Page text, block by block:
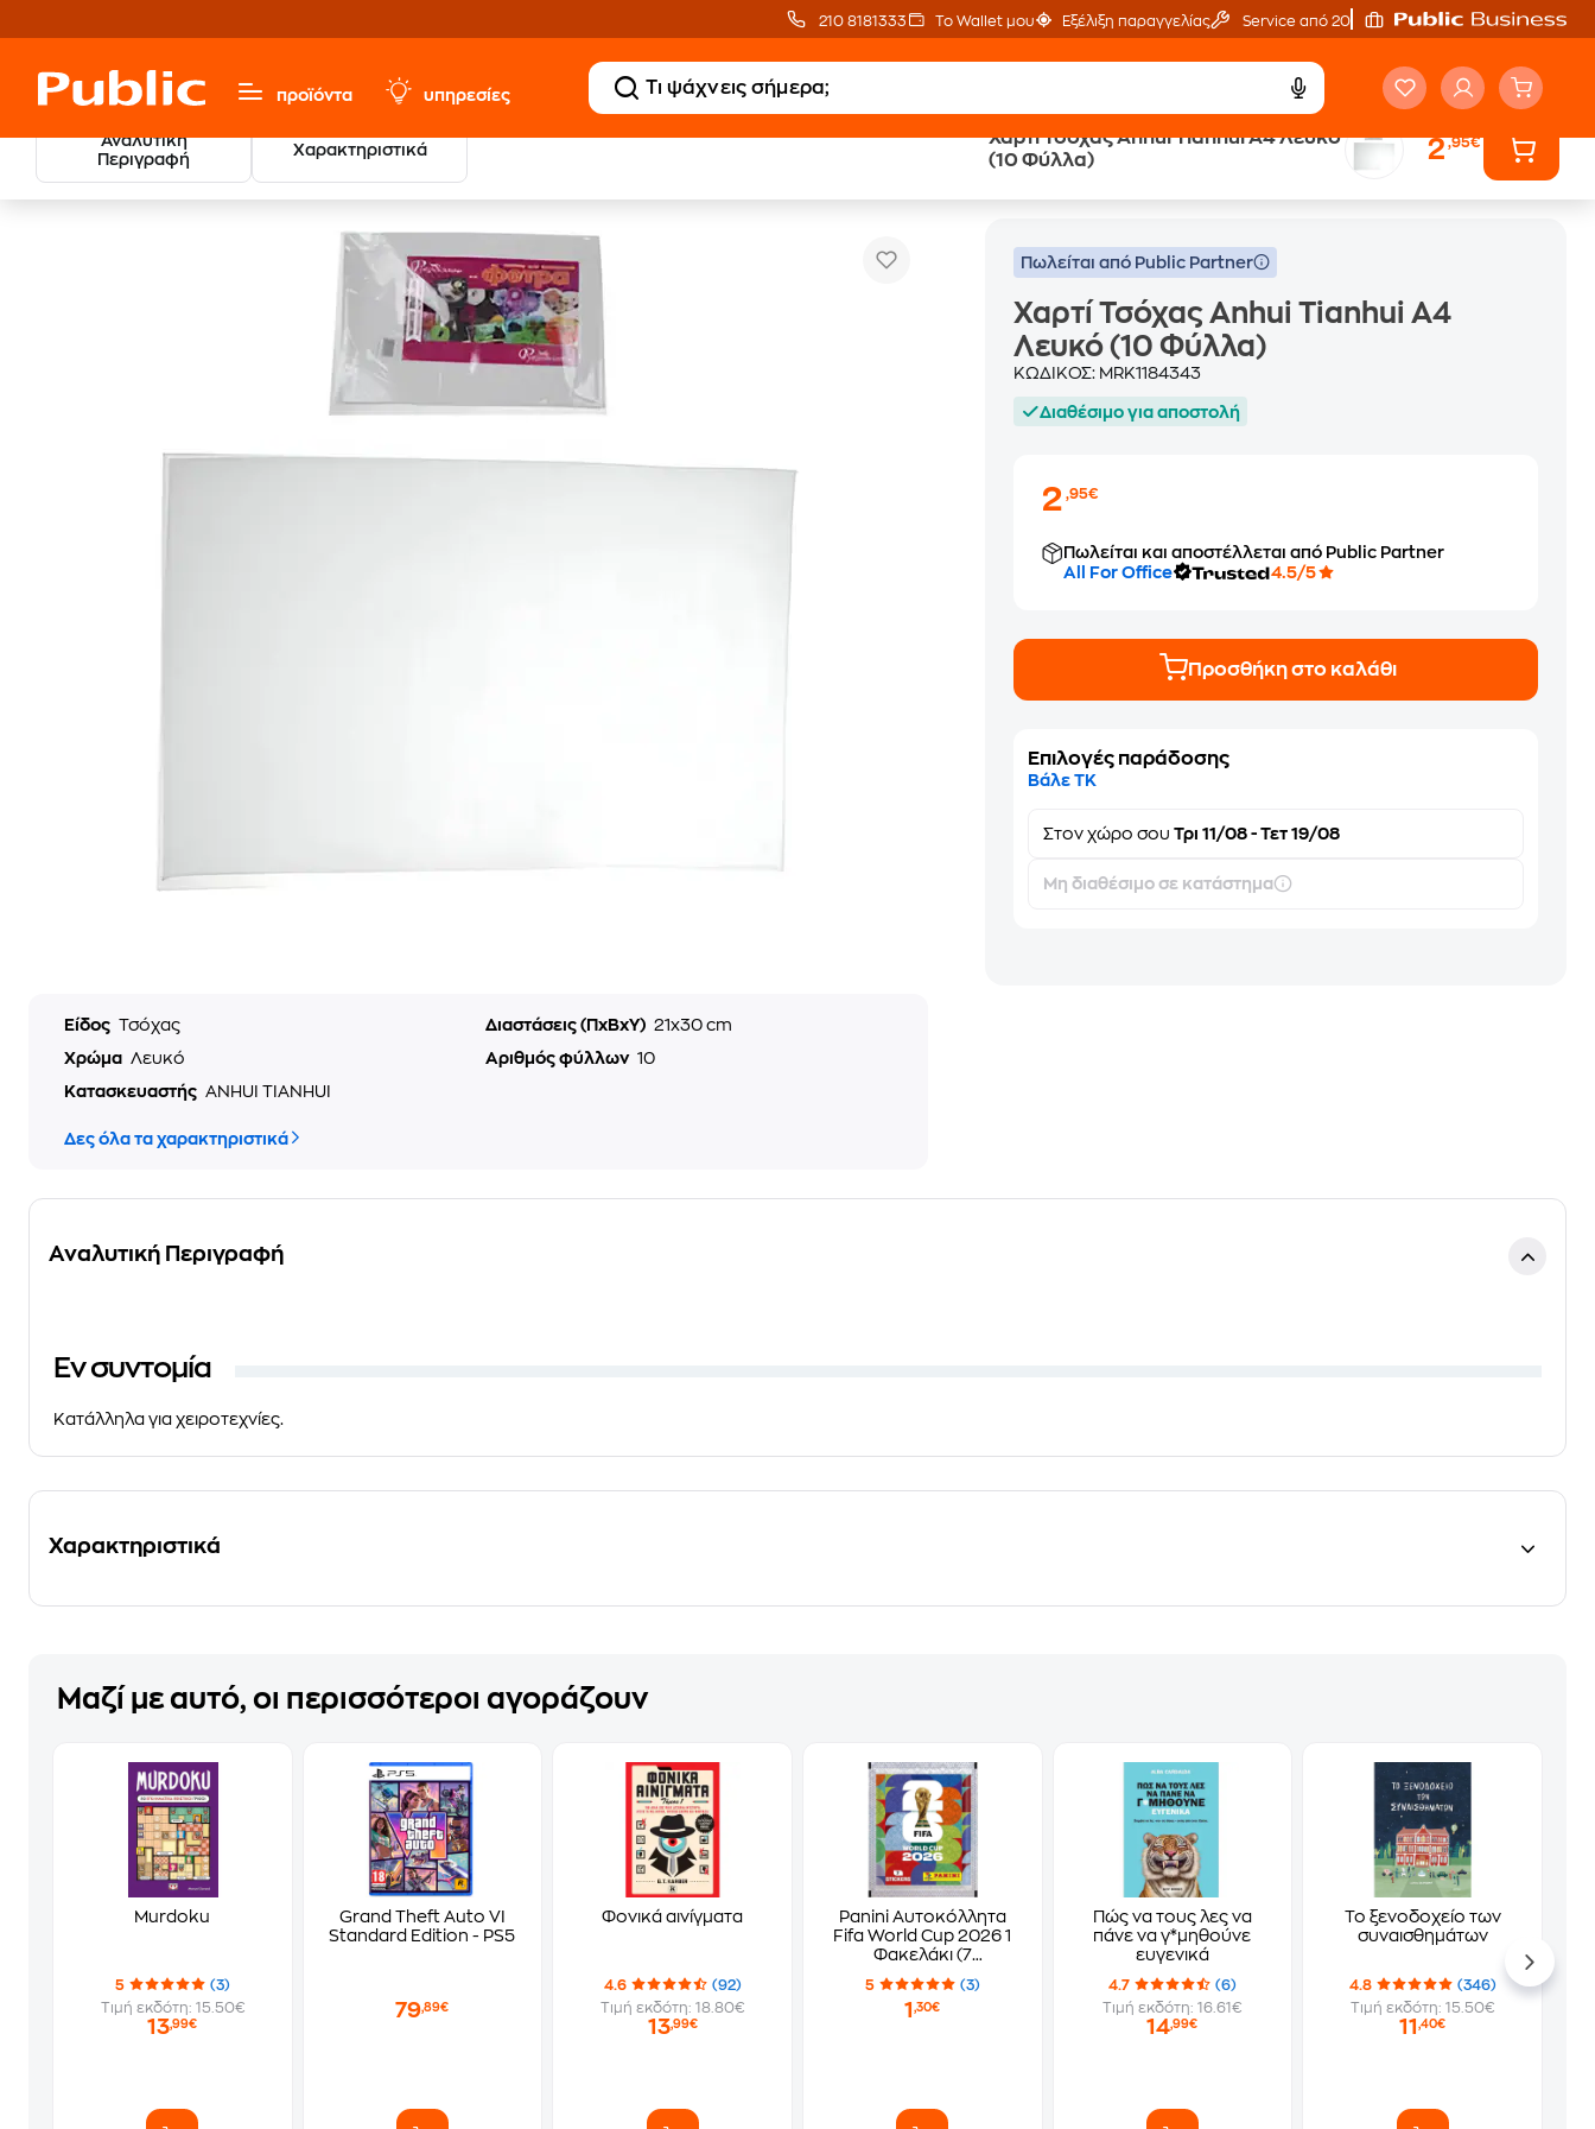
210 8181333 Το Wallet μου Εξέλιξη παραγγελίας Service από 20'
προϊόντα υπηρεσίες
Αναλυτική
Περιγραφή
Χαρακτηριστικά
Χαρτί Τσόχας Anhui Tianhui Α4 Λευκό
(10 Φύλλα)
2,95€
Χαρτικά & Γραφική Ύλη
Χαρτί Τσόχας Anhui Tianhui Α4 Λευκό (10 Φύλλα)
Είδος Τσόχας Διαστάσεις (ΠxΒxΥ) 21x30 cm
Χρώμα Λευκό Αριθμός φύλλων 10
Κατασκευαστής ANHUI TIANHUI
Δες όλα τα χαρακτηριστικά
Πωλείται από Public Partner
Χαρτί Τσόχας Anhui Tianhui Α4
Λευκό (10 Φύλλα)
ΚΩΔΙΚΟΣ: MRK1184343
Διαθέσιμο για αποστολή
2,95€
Πωλείται και αποστέλλεται από Public Partner
All For Office
4.5/5
Προσθήκη στο καλάθι
Επιλογές παράδοσης
Βάλε ΤΚ
Στονχώρο σου Τρι 11/08 - Τετ 19/08
Μη διαθέσιμο σε κατάστημα
Αναλυτική Περιγραφή
Eν συντομία
Κατάλληλα για χειροτεχνίες.
Χαρακτηριστικά
Μαζί με αυτό, οι περισσότεροι αγοράζουν
Murdoku
5
(3)
Τιμή εκδότη: 15.50€
13,99€
Grand Theft Auto VI
Standard Edition - PS5
79,89€
Φονικά αινίγματα
4.6
(92)
Τιμή εκδότη: 18.80€
13,99€
Panini Αυτοκόλλητα
Fifa World Cup 2026 1
Φακελάκι (7
Αυτοκόλλητα)
5 (3)
1,30€
Πώς να τους λες να
πάνε να γ*μηθούνε
ευγενικά
4.7
(6)
Τιμή εκδότη: 16.61€
14,99€
Το ξενοδοχείο των
συναισθημάτων
4.8
(346)
Τιμή εκδότη: 15.50€
11,40€